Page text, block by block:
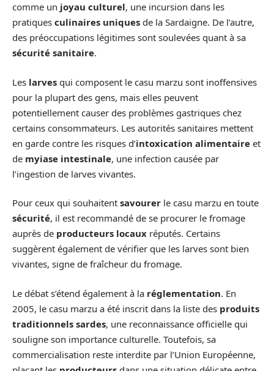
comme un joyau culturel, une incursion dans les
pratiques culinaires uniques de la Sardaigne. De l’autre,
des préoccupations légitimes sont soulevées quant à sa
sécurité sanitaire.
Les larves qui composent le casu marzu sont inoffensives
pour la plupart des gens, mais elles peuvent
potentiellement causer des problèmes gastriques chez
certains consommateurs. Les autorités sanitaires mettent
en garde contre les risques d’intoxication alimentaire et
de myiase intestinale, une infection causée par
l’ingestion de larves vivantes.
Pour ceux qui souhaitent savourer le casu marzu en toute
sécurité, il est recommandé de se procurer le fromage
auprès de producteurs locaux réputés. Certains
suggèrent également de vérifier que les larves sont bien
vivantes, signe de fraîcheur du fromage.
Le débat s’étend également à la réglementation. En
2005, le casu marzu a été inscrit dans la liste des produits
traditionnels sardes, une reconnaissance officielle qui
souligne son importance culturelle. Toutefois, sa
commercialisation reste interdite par l’Union Européenne,